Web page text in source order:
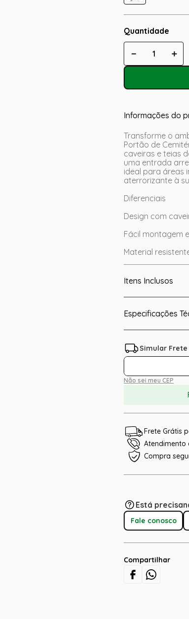
Quantidade
＋
－
Informações do
Transforme o
Portão de
caveiras e teias
uma entrada
ideal para áreas
aterrorizante à
Diferenciais
Design com
Fácil montagem
Material
Itens Inclusos
Especificações
Não sei meu CEP
Frete Grátis
Atendimento
Compra
Está
Fale conosco
Compartilhar